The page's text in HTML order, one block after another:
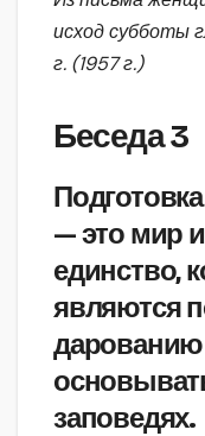
исход субботы
г. (1957 г.)
Беседа 3
— это мир
единство,
являются
заповедях.